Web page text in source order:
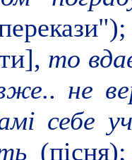
то
не
себе